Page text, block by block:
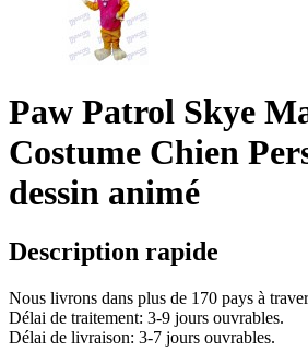
Paw Patrol Skye
Costume Chien
dessin animé
Description rapide
Nous livrons dans plus de 170 pays à
Délai de traitement: 3-9 jours ouvrables.
Délai de livraison: 3-7 jours ouvrables.